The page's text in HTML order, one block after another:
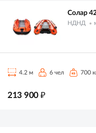
Солар
НДНД
4.2 м 6 чел 700
213 900 ₽